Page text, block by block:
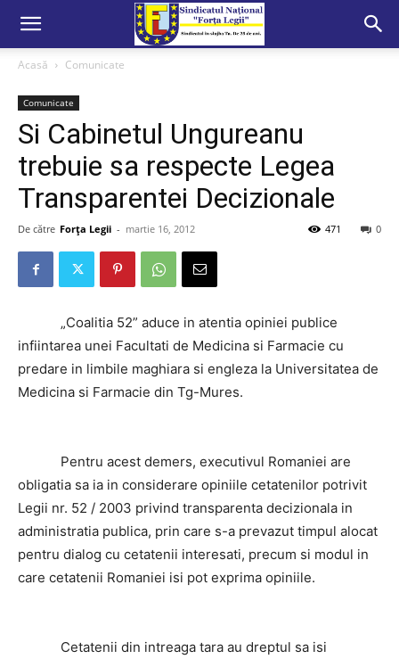
Acasă Comunicate
Comunicate
Si Cabinetul Ungureanu
trebuie sa respecte Legea
Transparentei Decizionale
De către Forța Legii - martie 16, 2012 0
471
„Coalitia 52” aduce in atentia opiniei publice
infiintarea unei Facultati de Medicina si Farmacie cu
predare in limbile maghiara si engleza la Universitatea de
Medicina si Farmacie din Tg-Mures.
Pentru acest demers, executivul Romaniei are
obligatia sa ia in considerare opiniile cetatenilor potrivit
Legii nr. 52 / 2003 privind transparenta decizionala in
administratia publica, prin care s-a prevazut timpul alocat
pentru dialog cu cetatenii interesati, precum si modul in
care cetatenii Romaniei isi pot exprima opiniile.
Cetatenii din intreaga tara au dreptul sa isi